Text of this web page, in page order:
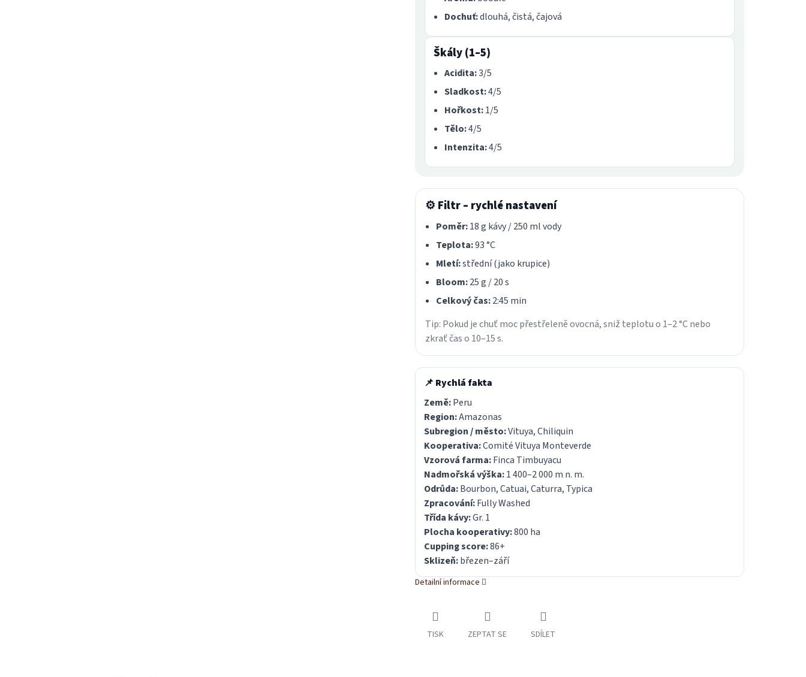
Dochuť:dlouhá, čistá, čajová
Škály (1–5)
Acidita:3/5
Sladkost:4/5
Hořkost:1/5
Tělo:4/5
Intenzita:4/5
⚙️ Filtr – rychlé nastavení
Poměr:18 g kávy / 250 ml vody
Teplota:93 °C
Mletí:střední (jako krupice)
Bloom:25 g / 20 s
Celkový čas:2:45 min
Tip: Pokud je chuť moc přestřeleně ovocná, sniž teplotu o 1–2 °C nebo
zkrať čas o 10–15 s.
📌 Rychlá fakta
Země:Peru
Region:Amazonas
Subregion / město:Vituya, Chiliquin
Kooperativa:Comité Vituya Monteverde
Vzorová farma:Finca Timbuyacu
Nadmořská výška:1 400–2 000 m n. m.
Odrůda:Bourbon, Catuai, Caturra, Typica
Zpracování:Fully Washed
Třída kávy:Gr. 1
Plocha kooperativy:800 ha
Cupping score:86+
Sklizeň:březen–září
Detailní informace
TISK ZEPTAT SE SDÍLET